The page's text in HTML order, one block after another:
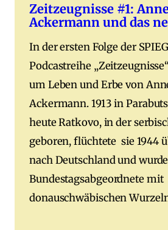
Zeitzeugnisse #1:
Ackermann und das
In der ersten Folge der
Podcastreihe
um Leben und Erbe von
Ackermann. 1913 in
heute Ratkovo, in der
geboren, flüchtete sie 1944
nach Deutschland und
Bundestagsabgeordnete mit
donauschwäbischen